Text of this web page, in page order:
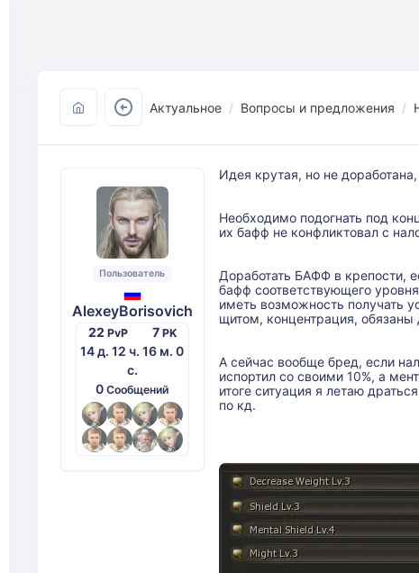
Актуальное Вопросы и предложения
Пользователь
AlexeyBorisovich
22 PvP 7 PK
14 д. 12 ч. 16 м. 0
с.
0Сообщений
Идея крутая, но не доработана,
Необходимо подогнать под
их бафф не конфликтовал с
Доработать БАФФ в крепости,
бафф соответствующего
иметь возможность получать
щитом, концентрация,
А сейчас вообще бред, если
испортил со своими 10%, а
итоге ситуация я летаю
по кд.